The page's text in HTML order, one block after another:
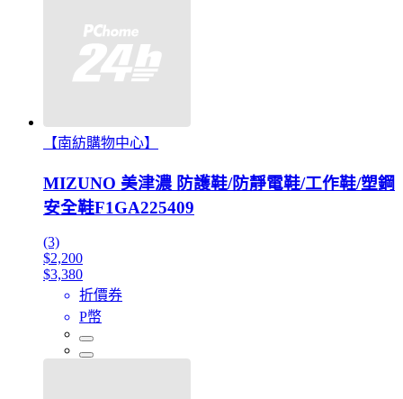
【南紡購物中心】
MIZUNO 美津濃 防護鞋/防靜電鞋/工作鞋/塑鋼
安全鞋F1GA225409
(3)
$2,200
$3,380
折價券
P幣